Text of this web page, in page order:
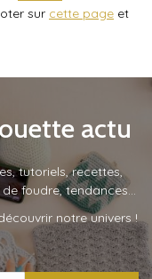
sur cette page et
actu
tutoriels, recettes,
foudre, tendances…
notre univers !